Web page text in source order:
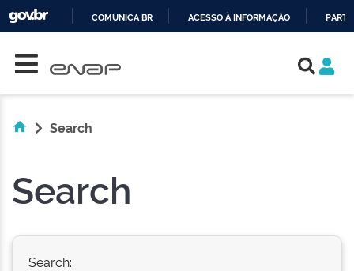
COMUNICA BR ACESSO À INFORMAÇÃO
Search
Search
Search: